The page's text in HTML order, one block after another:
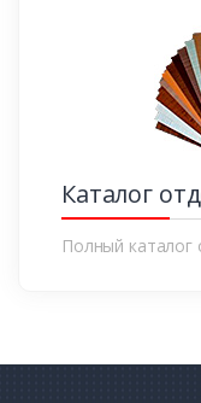
Каталог
Полный каталог